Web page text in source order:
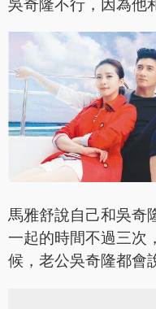
吳奇隆不行，因為他
馬雅舒說自己和吳奇
一起的時間不過三次
候，老公吳奇隆都會